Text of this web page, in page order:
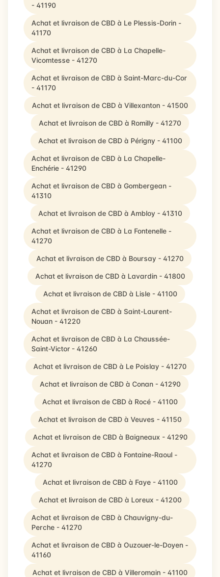
- 41190
Achat et livraison de CBD à Le Plessis-Dorin -
41170
Achat et livraison de CBD à La Chapelle-
Vicomtesse - 41270
Achat et livraison de CBD à Saint-Marc-du-Cor
- 41170
Achat et livraison de CBD à Villexanton - 41500
Achat et livraison de CBD à Romilly - 41270
Achat et livraison de CBD à Périgny - 41100
Achat et livraison de CBD à La Chapelle-
Enchérie - 41290
Achat et livraison de CBD à Gombergean -
41310
Achat et livraison de CBD à Ambloy - 41310
Achat et livraison de CBD à La Fontenelle -
41270
Achat et livraison de CBD à Boursay - 41270
Achat et livraison de CBD à Lavardin - 41800
Achat et livraison de CBD à Lisle - 41100
Achat et livraison de CBD à Saint-Laurent-
Nouan - 41220
Achat et livraison de CBD à La Chaussée-
Saint-Victor - 41260
Achat et livraison de CBD à Le Poislay - 41270
Achat et livraison de CBD à Conan - 41290
Achat et livraison de CBD à Rocé - 41100
Achat et livraison de CBD à Veuves - 41150
Achat et livraison de CBD à Baigneaux - 41290
Achat et livraison de CBD à Fontaine-Raoul -
41270
Achat et livraison de CBD à Faye - 41100
Achat et livraison de CBD à Loreux - 41200
Achat et livraison de CBD à Chauvigny-du-
Perche - 41270
Achat et livraison de CBD à Ouzouer-le-Doyen -
41160
Achat et livraison de CBD à Villeromain - 41100